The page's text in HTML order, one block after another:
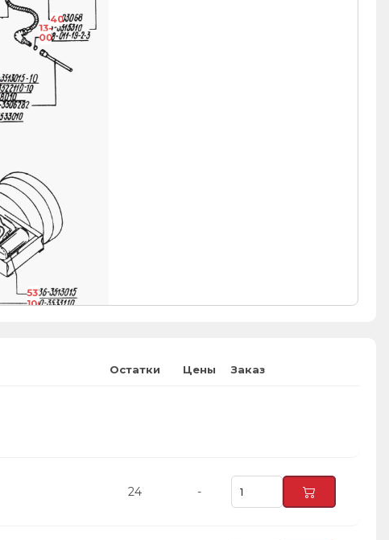
3513015-9
100-3533110
5336-3513015
3506282
403068
13-3515310
10
008-011-19-2-4
Остатки Цены Заказ
24 -